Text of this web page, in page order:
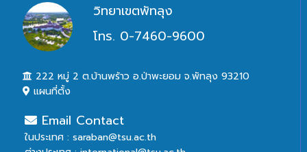
วิทยาเขตพัทลุง
โทร. 0-7460-9600
222 หมู่ 2 ต.บ้านพร้าว อ.ป่าพะยอม จ.พัทลุง 93210
แผนที่ตั้ง
Email Contact
ในประเทศ : saraban@tsu.ac.th